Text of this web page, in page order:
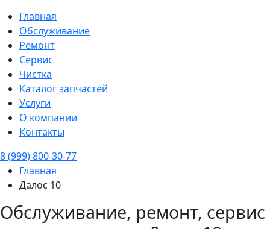
Главная
Обслуживание
Ремонт
Сервис
Чистка
Каталог запчастей
Услуги
О компании
Контакты
8 (999) 800-30-77
Главная
Далос 10
Обслуживание, ремонт, сервис